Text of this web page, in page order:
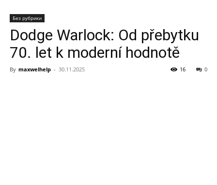
Без рубрики
Dodge Warlock: Od přebytku
70. let k moderní hodnotě
By maxwelhelp - 30.11.2025 0
16